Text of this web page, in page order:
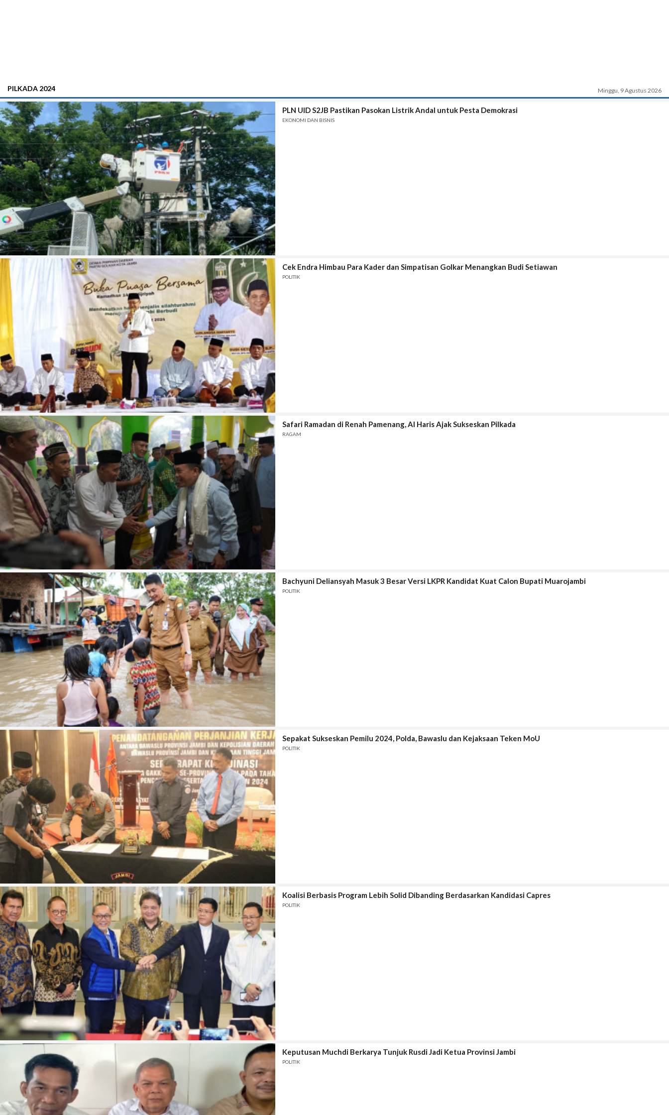
PILKADA 2024 Minggu, 9 Agustus 2026
PLN UID S2JB Pastikan Pasokan Listrik Andal untuk Pesta Demokrasi
EKONOMI DAN BISNIS
Cek Endra Himbau Para Kader dan Simpatisan Golkar Menangkan Budi Setiawan
POLITIK
Safari Ramadan di Renah Pamenang, Al Haris Ajak Sukseskan Pilkada
RAGAM
Bachyuni Deliansyah Masuk 3 Besar Versi LKPR Kandidat Kuat Calon Bupati Muarojambi
POLITIK
Sepakat Sukseskan Pemilu 2024, Polda, Bawaslu dan Kejaksaan Teken MoU
POLITIK
Koalisi Berbasis Program Lebih Solid Dibanding Berdasarkan Kandidasi Capres
POLITIK
Keputusan Muchdi Berkarya Tunjuk Rusdi Jadi Ketua Provinsi Jambi
POLITIK